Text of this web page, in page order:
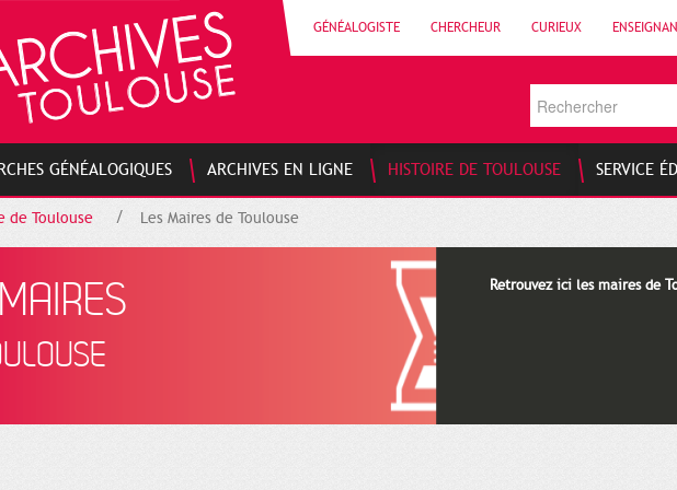
GÉNÉALOGISTE CHERCHEUR CURIEUX
GÉNÉALOGIQUES ARCHIVES EN LIGNE HISTOIRE DE TOULOUSE SERVICE
de Toulouse Les Maires de Toulouse
Retrouvez ici les maires de